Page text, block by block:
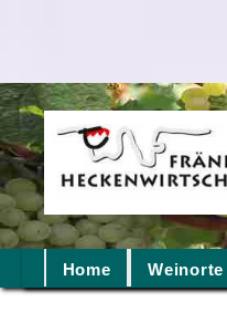
Home Weinorte